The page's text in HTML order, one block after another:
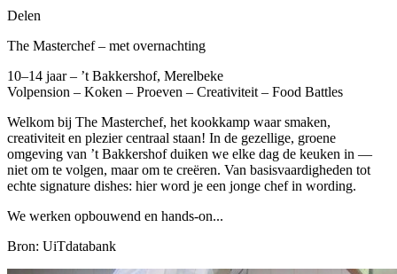
Delen
The Masterchef – met overnachting
10–14 jaar – ’t Bakkershof, Merelbeke
Volpension – Koken – Proeven – Creativiteit – Food Battles
Welkom bij The Masterchef, het kookkamp waar smaken,
creativiteit en plezier centraal staan! In de gezellige, groene
omgeving van ’t Bakkershof duiken we elke dag de keuken in —
niet om te volgen, maar om te creëren. Van basisvaardigheden tot
echte signature dishes: hier word je een jonge chef in wording.
We werken opbouwend en hands-on...
Bron: UiTdatabank